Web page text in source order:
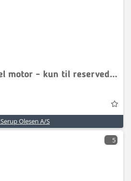
Detroit V653 diesel motor - kun til reservedele
Olesen A/S
5